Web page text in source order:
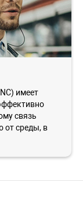
имеет
связь
от среды, в